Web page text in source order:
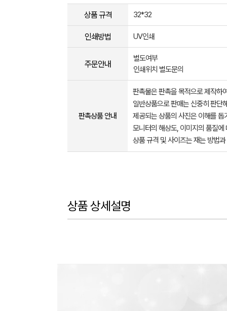
상품 규격 32*32
인쇄방법 UV인쇄
주문안내
별도여부
인쇄위치 별도문의
판촉상품 안내
판촉물은 판촉을 목적으로 제작하
일반상품으로 판매는 신중히 판단
제공되는 상품의 사진은 이해를
모니터의 해상도, 이미지의 품질
상품 규격 및 사이즈는 재는 방법
상품 상세설명